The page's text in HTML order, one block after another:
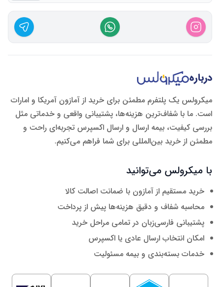
درباره
میکرولس یک پلتفرم مطمئن برای خرید از آمازون آمریکا و امارات
است. ما با شفاف‌ترین هزینه‌ها، پشتیبانی واقعی و خدماتی مثل
بررسی کیفیت، بیمه ارسال و ارسال اکسپرس تجربه‌ای راحت و
مطمئن از خرید بین‌المللی برای شما فراهم می‌کنیم.
با میکرولس می‌توانید
خرید مستقیم از آمازون با ضمانت اصالت کالا
محاسبه شفاف و دقیق هزینه‌ها پیش از پرداخت
پشتیبانی فارسی‌زبان در تمامی مراحل خرید
امکان انتخاب ارسال عادی یا اکسپرس
خدمات بسته‌بندی و بیمه مسئولیت